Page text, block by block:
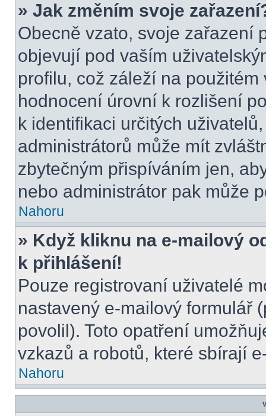
» Jak změním svoje
Obecně vzato, svoje zařazení
objevují pod vaším
profilu, což záleží na
hodnocení úrovní k rozlišení
k identifikaci určitých
administrátorů může mít
zbytečným přispíváním jen,
nebo administrátor pak může
Nahoru
» Když kliknu na e-mailový
k přihlášení!
Pouze registrovaní uživatelé
nastavený e-mailový formulář
povolil). Toto opatření
vzkazů a robotů, které sbírají
Nahoru